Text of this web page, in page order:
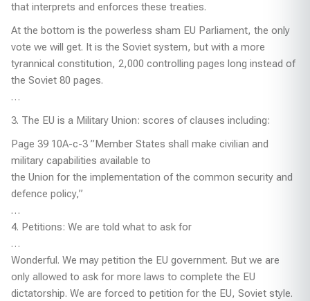
that interprets and enforces these treaties.
At the bottom is the powerless sham EU Parliament, the only
vote we will get. It is the Soviet system, but with a more
tyrannical constitution, 2,000 controlling pages long instead of
the Soviet 80 pages.
…
3. The EU is a Military Union: scores of clauses including:
Page 39 10A-c-3 ”Member States shall make civilian and
military capabilities available to
the Union for the implementation of the common security and
defence policy,”
…
4. Petitions: We are told what to ask for
…
Wonderful. We may petition the EU government. But we are
only allowed to ask for more laws to complete the EU
dictatorship. We are forced to petition for the EU, Soviet style.